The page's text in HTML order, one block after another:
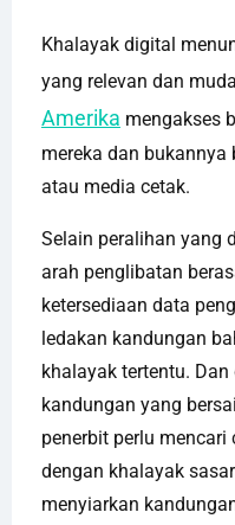
Khalayak digital
yang relevan dan
Amerika mengakses
mereka dan bukannya
atau media cetak.
Selain peralihan yang
arah penglibatan
ketersediaan data
ledakan kandungan
khalayak tertentu.
kandungan yang
penerbit perlu
dengan khalayak
menyiarkan